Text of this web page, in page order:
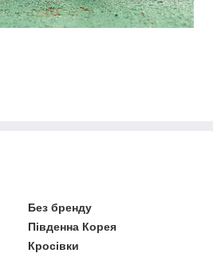
Без бренду
Південна Корея
Кросівки